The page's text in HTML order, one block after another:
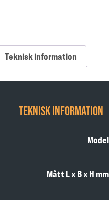
Teknisk information
TEKNISK INFORMATION
Model
Mått L x B x H mm